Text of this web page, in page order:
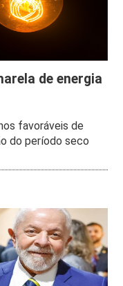
de energia
favoráveis de
do período seco